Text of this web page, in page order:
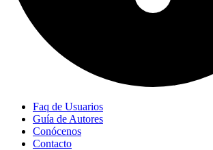
Faq de Usuarios
Guía de Autores
Conócenos
Contacto